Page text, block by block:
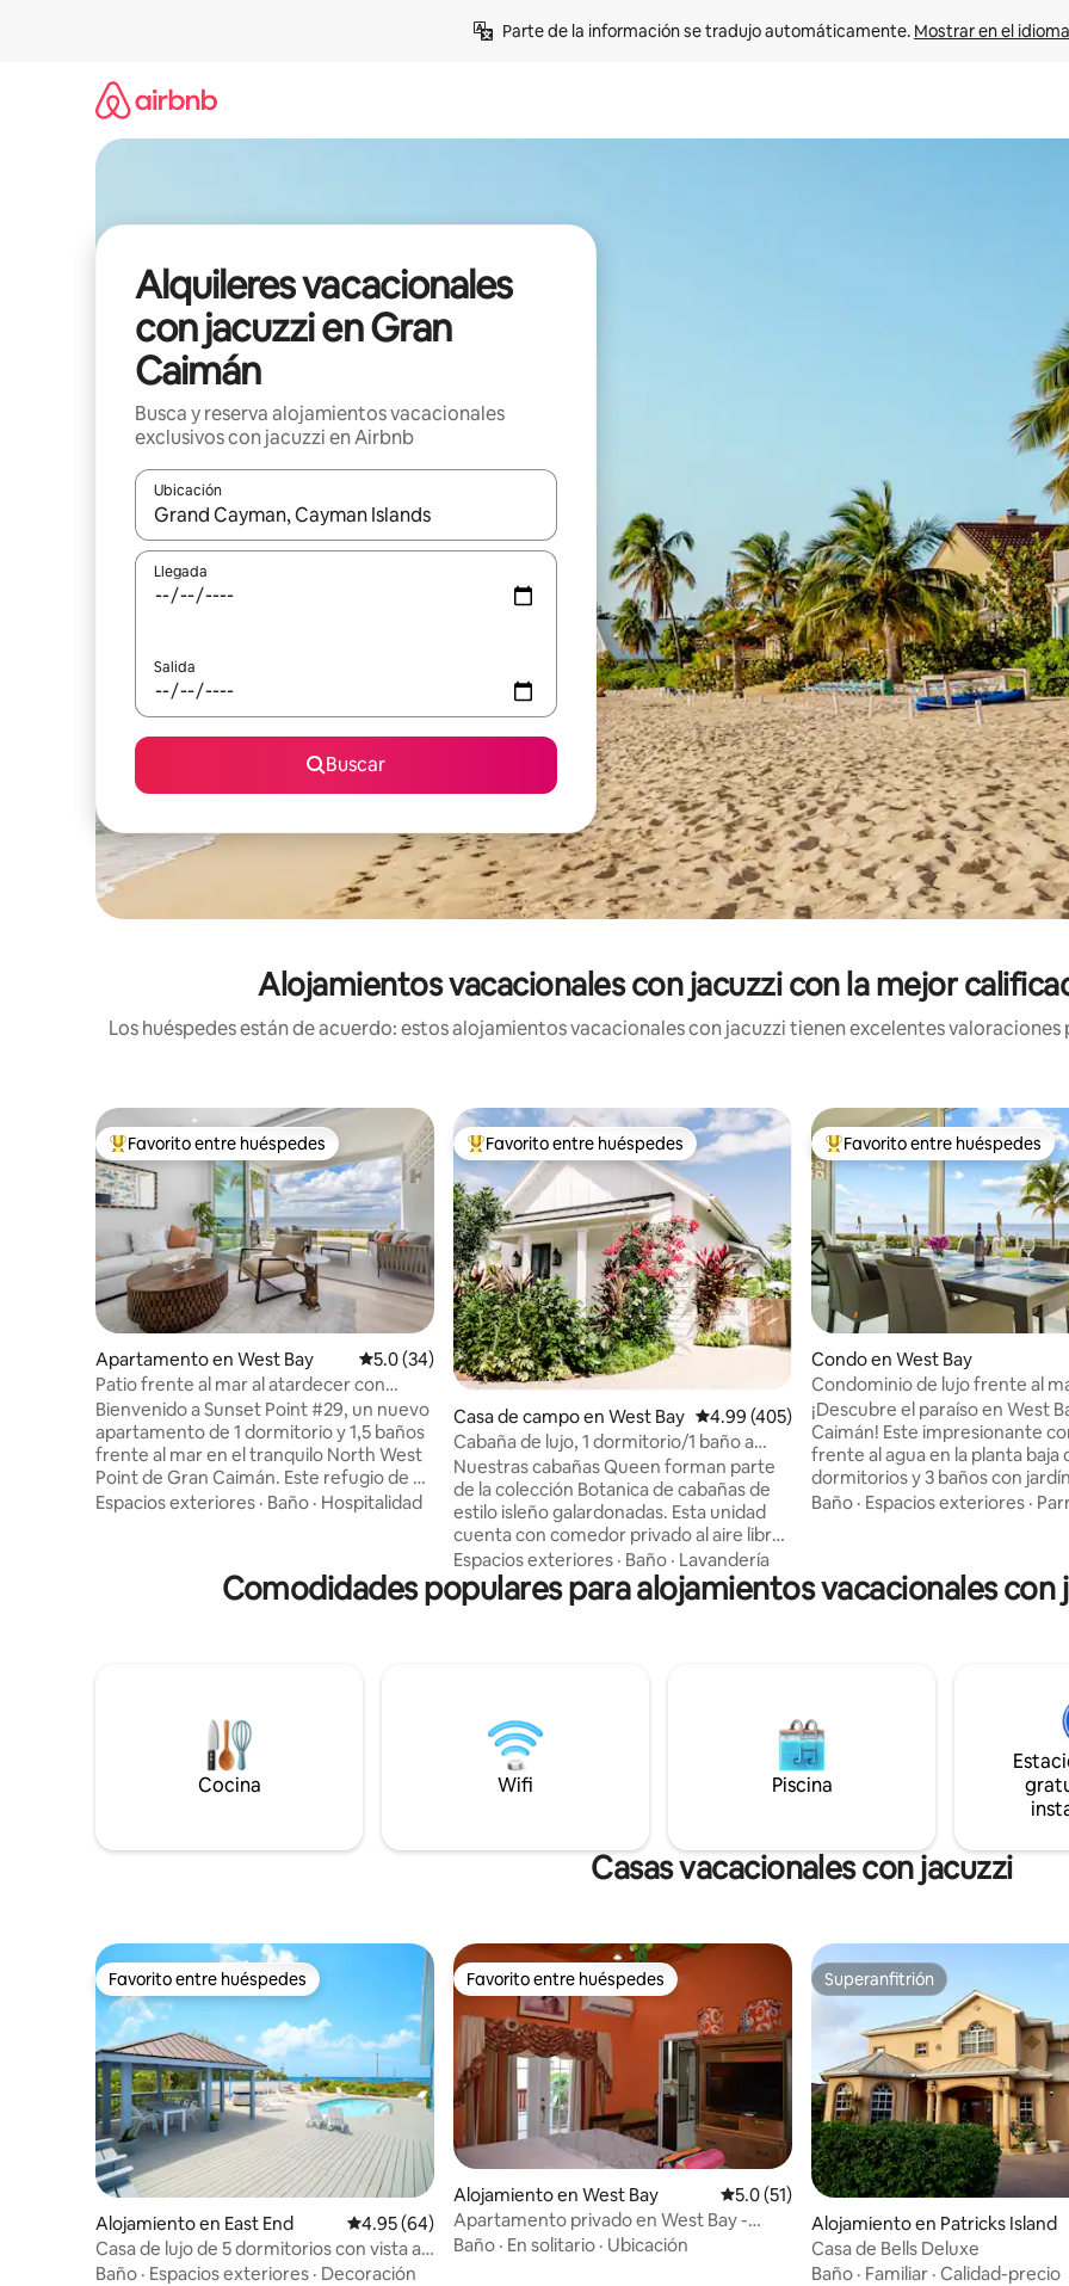
Parte de la información se tradujo automáticamente. Mostrar en el
Alquileres vacacionales
con jacuzzi en Gran
Caimán
Busca y reserva alojamientos vacacionales
exclusivos con jacuzzi en Airbnb
Ubicación
Cuando los resultados estén disponibles, navega con las teclas de flecha hacia arriba y hacia abajo o explora con el
Llegada
Salida
Buscar
Alojamientos vacacionales con jacuzzi con la mejor
Los huéspedes están de acuerdo: estos alojamientos vacacionales con jacuzzi tienen excelentes
Favorito entre huéspedes preferido
Favorito entre huéspedes
Apartamento en West Bay Calificación promedio: 5.0 de 5, 34 reseñas
5.0 (34)
Patio frente al mar al atardecer con
barbacoa + piscina, gimnasio y spa
Bienvenido a Sunset Point #29, un nuevo
apartamento de 1 dormitorio y 1,5 baños
frente al mar en el tranquilo North West
Point de Gran Caimán. Este refugio de 94
metros cuadrados en la planta baja
isla. Relájate junto a la piscina y el spa de
gran tamaño, haz ejercicio en el gimnasio
o familias pequeñas que buscan estilo y
Espacios exteriores · Baño · Hospitalidad
Favorito entre huéspedes preferido
Favorito entre huéspedes
Casa de campo en West Bay Calificación promedio: 4.99 de 5, 405 reseñas
4.99 (405)
Cabaña de lujo, 1 dormitorio/1 baño a
pasos de la piscina y de 7 Mile Beach
Nuestras cabañas Queen forman parte
de la colección Botanica de cabañas de
estilo isleño galardonadas. Esta unidad
cuenta con comedor privado al aire libre
y ducha de jardín. En Botanica, nos
centramos en el lujo informal, los detalles
de ensueño y los servicios de alta gama.
servicio de traslado gratuito en nuestro
Land Rover Defender vintage a las playas
cercanas. No te pierdas nuestros otros
anuncios en mi perfil. Complejo para no
Espacios exteriores · Baño · Lavandería
Favorito entre huéspedes
Favorito entre huéspedes
Condo en West Bay
Condominio de lujo frente al
jardín privado
¡Descubre el paraíso en West
Caimán! Este impresionante
frente al agua en la planta baja
dormitorios y 3 baños con
que comprende césped y área
y Cracked Conch, tendrás fácil
restaurantes y
comunitaria o disfrute de la
bañera de hidromasaje.
Baño · Espacios exteriores ·
Comodidades populares para alojamientos vacacionales con
Cocina Wifi Piscina
Casas vacacionales con jacuzzi
Favorito entre huéspedes
Favorito entre huéspedes
Alojamiento en East End Calificación promedio: 4.95 de 5, 64 reseñas
4.95 (64)
Casa de lujo de 5 dormitorios con vista al
mar, piscina y jacuzzi
Baño · Espacios exteriores · Decoración
Favorito entre huéspedes
Favorito entre huéspedes
Alojamiento en West Bay Calificación promedio: 5.0 de 5, 51 reseñas
5.0 (51)
Apartamento privado en West Bay -
Aparcamiento gratuito
Baño · En solitario · Ubicación
Superanfitrión
Superanfitrión
Alojamiento en Patricks Island
Casa de Bells Deluxe
Baño · Familiar · Calidad-precio